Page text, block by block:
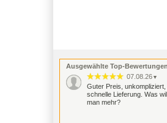
Ausgewählte Top-
07.08.26 ▼
Guter Preis, unkompliziert,
schnelle Lieferung. Was
man mehr?